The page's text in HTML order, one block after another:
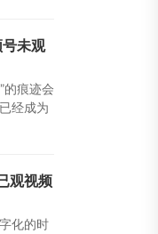
号未观
的痕迹会
经成为
观视频
化的时